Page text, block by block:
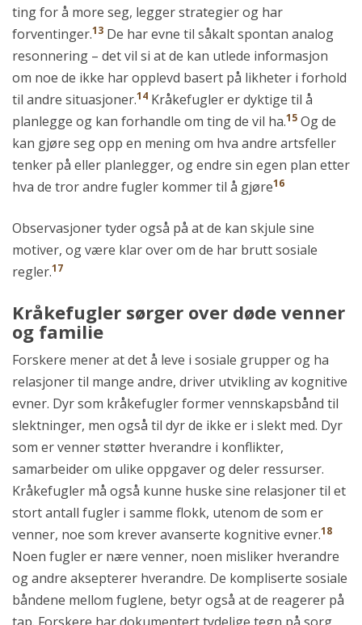
ting for å more seg, legger strategier og har
forventinger.13 De har evne til såkalt spontan analog
resonnering – det vil si at de kan utlede informasjon
om noe de ikke har opplevd basert på likheter i forhold
til andre situasjoner.14 Kråkefugler er dyktige til å
planlegge og kan forhandle om ting de vil ha.15 Og de
kan gjøre seg opp en mening om hva andre artsfeller
tenker på eller planlegger, og endre sin egen plan etter
hva de tror andre fugler kommer til å gjøre16
Observasjoner tyder også på at de kan skjule sine
motiver, og være klar over om de har brutt sosiale
regler.17
Kråkefugler sørger over døde venner
og familie
Forskere mener at det å leve i sosiale grupper og ha
relasjoner til mange andre, driver utvikling av kognitive
evner. Dyr som kråkefugler former vennskapsbånd til
slektninger, men også til dyr de ikke er i slekt med. Dyr
som er venner støtter hverandre i konflikter,
samarbeider om ulike oppgaver og deler ressurser.
Kråkefugler må også kunne huske sine relasjoner til et
stort antall fugler i samme flokk, utenom de som er
venner, noe som krever avanserte kognitive evner.18
Noen fugler er nære venner, noen misliker hverandre
og andre aksepterer hverandre. De kompliserte sosiale
båndene mellom fuglene, betyr også at de reagerer på
tap. Forskere har dokumentert tydelige tegn på sorg